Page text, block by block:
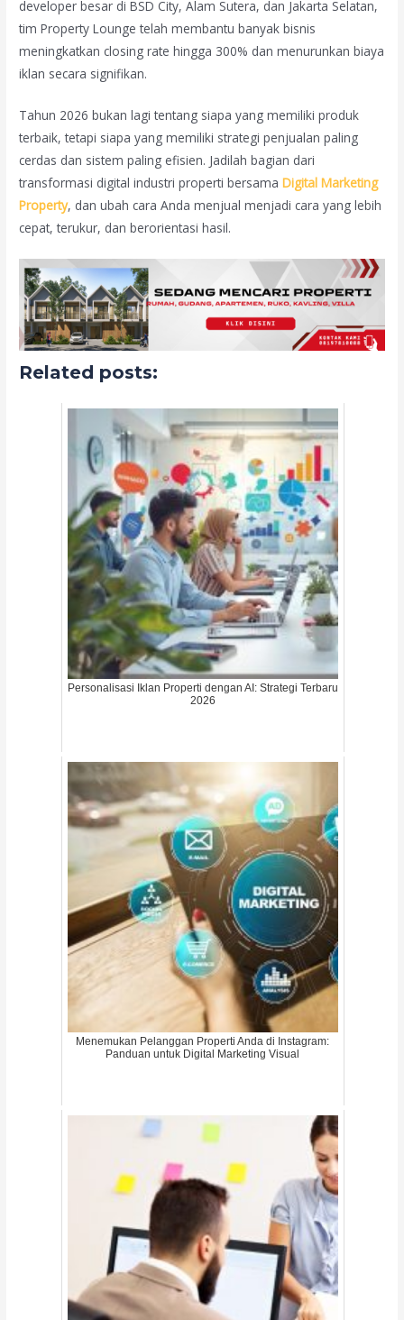
developer besar di BSD City, Alam Sutera, dan Jakarta Selatan,
tim Property Lounge telah membantu banyak bisnis
meningkatkan closing rate hingga 300% dan menurunkan biaya
iklan secara signifikan.
Tahun 2026 bukan lagi tentang siapa yang memiliki produk
terbaik, tetapi siapa yang memiliki strategi penjualan paling
cerdas dan sistem paling efisien. Jadilah bagian dari
transformasi digital industri properti bersamaDigital Marketing
Property, dan ubah cara Anda menjual menjadi cara yang lebih
cepat, terukur, dan berorientasi hasil.
Related posts:
Personalisasi Iklan Properti dengan AI: Strategi Terbaru
2026
Menemukan Pelanggan Properti Anda di Instagram:
Panduan untuk Digital Marketing Visual